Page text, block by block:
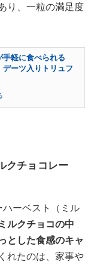
り、一粒の満足度
手軽に食べられる
デーツ入りトリュフ
クチョコレー
ーベスト（ミル
ルクチョコの中
とした食感のキャ
れたのは、家事や